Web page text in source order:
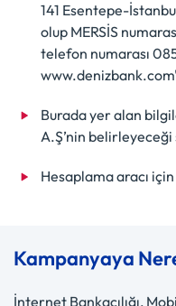
141 Esentepe-
olup MERSİS
telefon numarası
Burada yer alan
A.Ş’nin belirleyeceği
Hesaplama aracı için
Kampanyaya
İnternet Bankacılığı,